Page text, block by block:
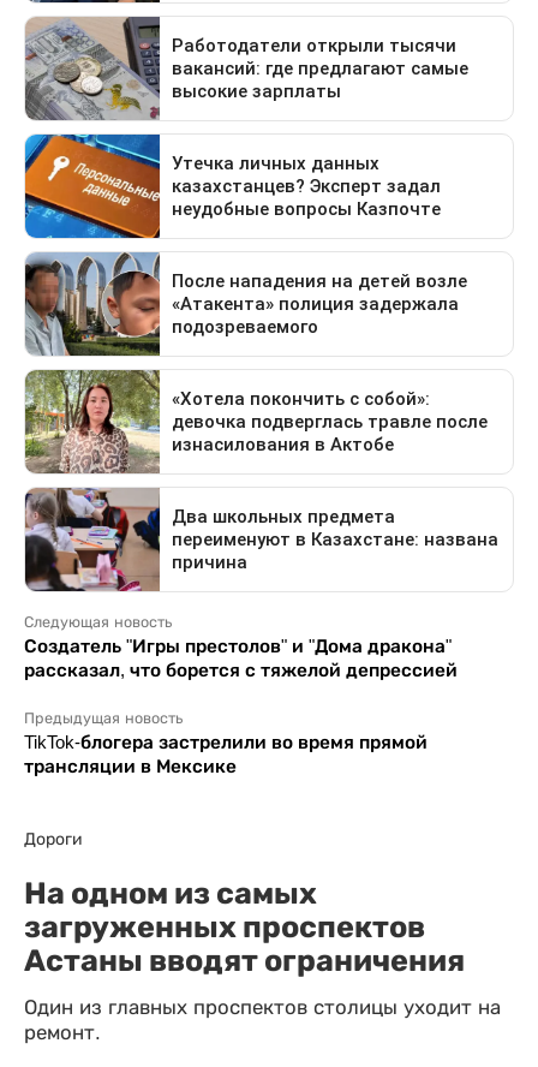
Следующая новость
Создатель "Игры престолов" и "Дома дракона"
рассказал, что борется с тяжелой депрессией
Предыдущая новость
TikTok-блогера застрелили во время прямой
трансляции в Мексике
Дороги
На одном из самых
загруженных проспектов
Астаны вводят ограничения
Один из главных проспектов столицы уходит на
ремонт.